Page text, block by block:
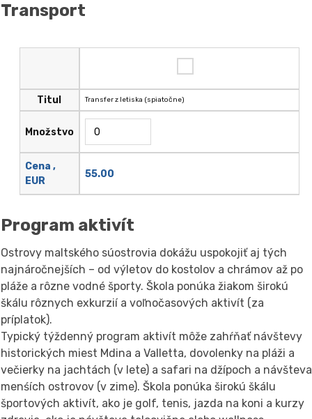
Transport
Titul
Množstvo
Cena ,
EUR
Transfer z letiska (spiatočne)
55.00
Program aktivít
Ostrovy maltského súostrovia dokážu uspokojiť aj tých
najnáročnejších – od výletov do kostolov a chrámov až po
pláže a rôzne vodné športy. Škola ponúka žiakom širokú
škálu rôznych exkurzií a voľnočasových aktivít (za
príplatok).
Typický týždenný program aktivít môže zahŕňať návštevy
historických miest Mdina a Valletta, dovolenky na pláži a
večierky na jachtách (v lete) a safari na džípoch a návšteva
menśích ostrovov (v zime). Škola ponúka širokú škálu
športových aktivít, ako je golf, tenis, jazda na koni a kurzy